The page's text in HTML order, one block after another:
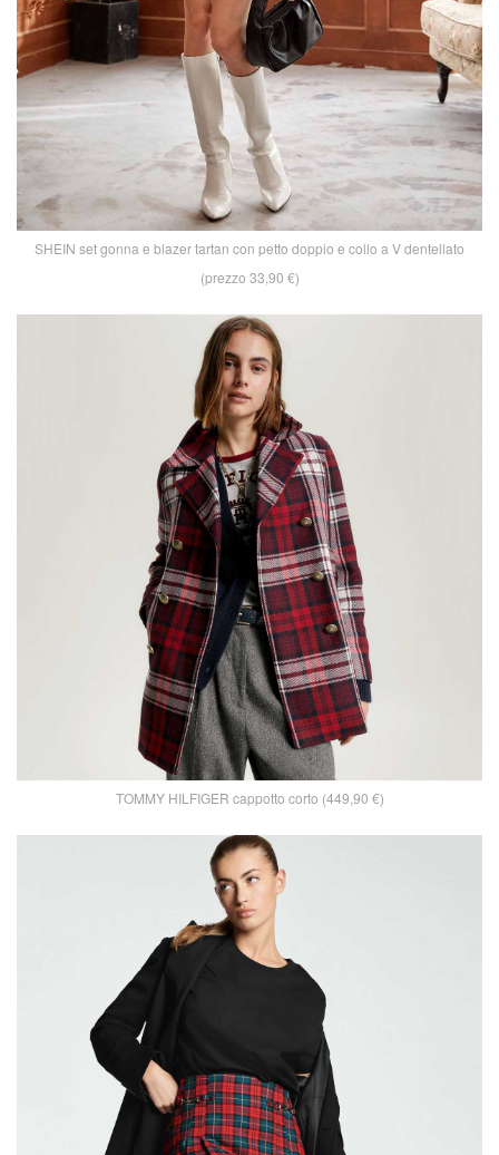
SHEIN set gonna e blazer tartan con petto doppio e collo a V dentellato
(prezzo 33,90 €)
TOMMY HILFIGER cappotto corto (449,90 €)